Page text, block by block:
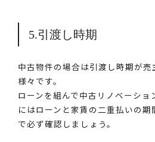
5.引渡し時期
中古物件の場合は引渡し時期が売
様々です。
ローンを組んで中古リノベーショ
にはローンと家賃の二重払いの期
で必ず確認しましょう。